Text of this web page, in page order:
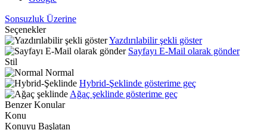
Sonsuzluk Üzerine
Seçenekler
Yazdırılabilir şekli göster
Sayfayı E-Mail olarak gönder
Stil
Normal
Hybrid-Şeklinde gösterime geç
Ağaç şeklinde gösterime geç
Benzer Konular
Konu
Konuyu Başlatan